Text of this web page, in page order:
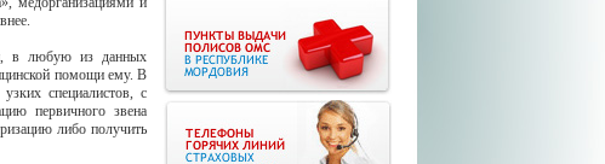
в любую из данных
помощи ему. В
специалистов, с
первичного звена
либо получить